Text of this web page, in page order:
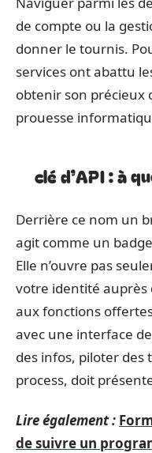
de compte ou la
donner le tournis.
services ont abattu
obtenir son précieux
prouesse
clé d’API : à
Derrière ce nom un
agit comme un
Elle n’ouvre pas
votre identité auprès
aux fonctions
avec une interface
des infos, piloter des
process, doit
Lire également :
de suivre un